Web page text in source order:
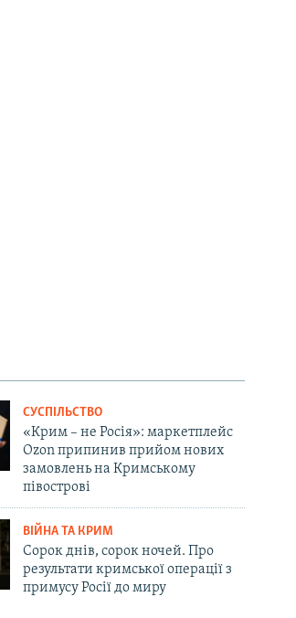
СУСПІЛЬСТВО
«Крим – не Росія»: маркетплейс
Ozon припинив прийом нових
замовлень на Кримському
півострові
ВІЙНА ТА КРИМ
Сорок днів, сорок ночей. Про
результати кримської операції з
примусу Росії до миру